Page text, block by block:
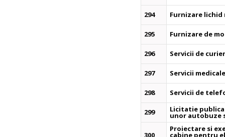
294 Furnizare
295 Furnizare de
296 Servicii de
297 Servicii
298 Servicii de
299 Licitatie
unor autobuze
300
Proiectare si
cabine pentru